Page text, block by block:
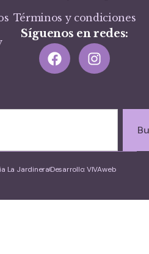
Términos y condiciones
Síguenos en redes:
La JardineraDesarrollo: VIVAweb